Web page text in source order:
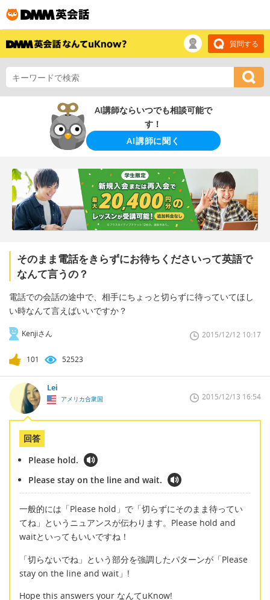
質問する
AI講師ならいつでも相談可能で
す！
AI講師に聞く
そのまま電話をきらずにお待ちくださいって英語で
なんて言うの？
電話での会話の途中で、相手にちょっと切らずに待っていてほし
い時なんて言えばいいですか？
Kenjiさん 2015/12/12 10:17
101 52523
Lei
アメリカ合衆国 2015/12/13 16:54
回答
Please hold.
Please stay on the line and wait.
一般的には「Please hold」で「切らずにそのまま待ってい
てね」というニュアンスが伝わります。Please hold and
waitといってもいいですね！
「切らないでね」という部分を強調したパターンが「Please
stay on the line and wait」!
Hope this answers your なんてuKnow!